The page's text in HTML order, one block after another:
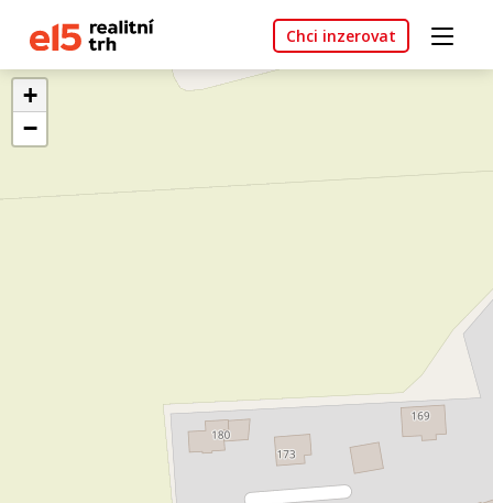
Chci inzerovat
+
−